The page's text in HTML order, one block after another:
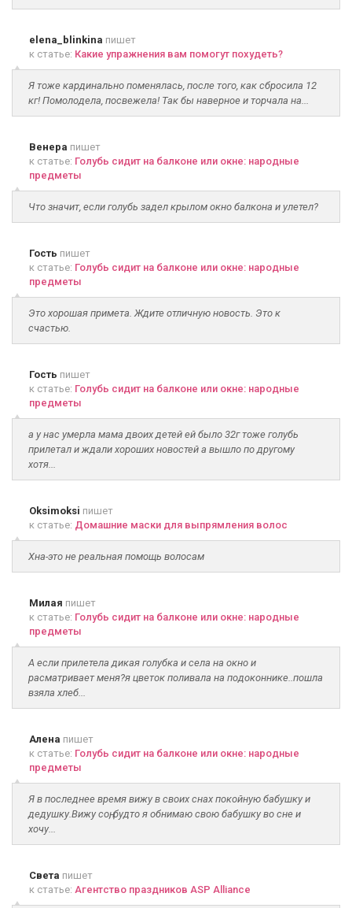
elena_blinkina пишет
к статье: Какие упражнения вам помогут похудеть?
Я тоже кардинально поменялась, после того, как сбросила 12
кг! Помолодела, посвежела! Так бы наверное и торчала на...
Венера пишет
к статье: Голубь сидит на балконе или окне: народные
предметы
Что значит, если голубь задел крылом окно балкона и улетел?
Гость пишет
к статье: Голубь сидит на балконе или окне: народные
предметы
Это хорошая примета. Ждите отличную новость. Это к
счастью.
Гость пишет
к статье: Голубь сидит на балконе или окне: народные
предметы
а у нас умерла мама двоих детей ей было 32г тоже голубь
прилетал и ждали хороших новостей а вышло по другому
хотя...
Oksimoksi пишет
к статье: Домашние маски для выпрямления волос
Хна-это не реальная помощь волосам
Милая пишет
к статье: Голубь сидит на балконе или окне: народные
предметы
А если прилетела дикая голубка и села на окно и
расматривает меня?я цветок поливала на подоконнике..пошла
взяла хлеб...
Алена пишет
к статье: Голубь сидит на балконе или окне: народные
предметы
Я в последнее время вижу в своих снах покойную бабушку и
дедушку.Вижу соң, будто я обнимаю свою бабушку во сне и
хочу...
Света пишет
к статье: Агентство праздников ASP Alliance